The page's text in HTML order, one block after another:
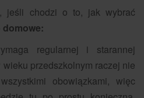
jeśli chodzi o to, jak wybrać
domowe:
regularnej i starannej
przedszkolnym raczej nie
obowiązkami, więc